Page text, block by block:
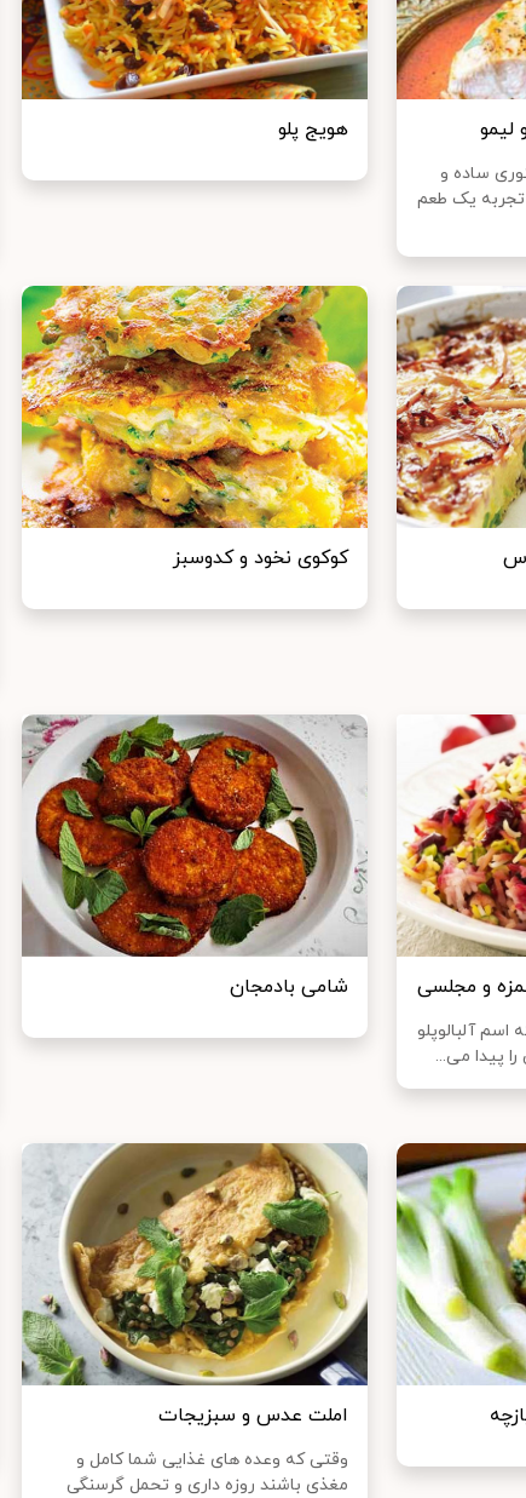
لیمو
ساده و
یک طعم
هویج پلو
کوکوی نخود و کدوسبز
و مجلسی
آلبالوپلو
پیدا می‌‌...
شامی بادمجان
املت عدس و سبزیجات
وقتی که وعده های غذایی شما کامل و
مغذی باشند روزه داری و تحمل گرسنگی